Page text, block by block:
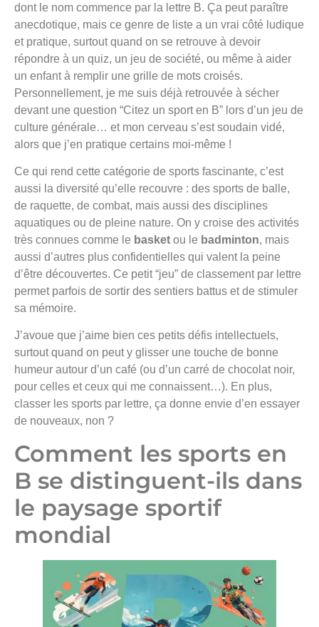
dont le nom commence par la lettre B. Ça peut paraître
anecdotique, mais ce genre de liste a un vrai côté ludique
et pratique, surtout quand on se retrouve à devoir
répondre à un quiz, un jeu de société, ou même à aider
un enfant à remplir une grille de mots croisés.
Personnellement, je me suis déjà retrouvée à sécher
devant une question “Citez un sport en B” lors d’un jeu de
culture générale… et mon cerveau s’est soudain vidé,
alors que j’en pratique certains moi-même !
Ce qui rend cette catégorie de sports fascinante, c’est
aussi la diversité qu’elle recouvre : des sports de balle,
de raquette, de combat, mais aussi des disciplines
aquatiques ou de pleine nature. On y croise des activités
très connues comme le basket ou le badminton, mais
aussi d’autres plus confidentielles qui valent la peine
d’être découvertes. Ce petit “jeu” de classement par lettre
permet parfois de sortir des sentiers battus et de stimuler
sa mémoire.
J’avoue que j’aime bien ces petits défis intellectuels,
surtout quand on peut y glisser une touche de bonne
humeur autour d’un café (ou d’un carré de chocolat noir,
pour celles et ceux qui me connaissent…). En plus,
classer les sports par lettre, ça donne envie d’en essayer
de nouveaux, non ?
Comment les sports en
B se distinguent-ils dans
le paysage sportif
mondial